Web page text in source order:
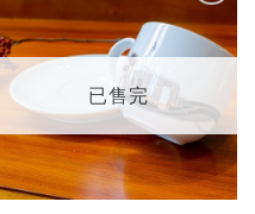
加入
「願
望輕
已售完